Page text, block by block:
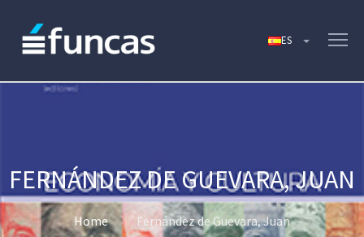
FERNÁNDEZ DE GUEVARA, JUAN
Home Fernández de Guevara, Juan